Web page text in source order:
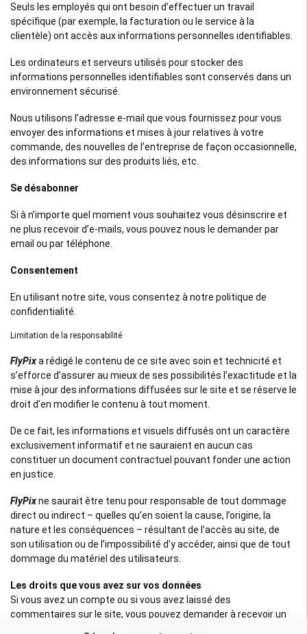
Seuls les employés qui ont besoin d’effectuer un travail
spécifique (par exemple, la facturation ou le service à la
clientèle) ont accès aux informations personnelles identifiables.
Les ordinateurs et serveurs utilisés pour stocker des
informations personnelles identifiables sont conservés dans un
environnement sécurisé.
Nous utilisons l’adresse e-mail que vous fournissez pour vous
envoyer des informations et mises à jour relatives à votre
commande, des nouvelles de l’entreprise de façon occasionnelle,
des informations sur des produits liés, etc.
Se désabonner
Si à n’importe quel moment vous souhaitez vous désinscrire et
ne plus recevoir d’e-mails, vous pouvez nous le demander par
email ou par téléphone.
Consentement
En utilisant notre site, vous consentez à notre politique de
confidentialité.
Limitation de la responsabilité
FlyPixa rédigé le contenu de ce site avec soin et technicité et
s’efforce d’assurer au mieux de ses possibilités l’exactitude et la
mise à jour des informations diffusées sur le site et se réserve le
droit d’en modifier le contenu à tout moment.
De ce fait, les informations et visuels diffusés ont un caractère
exclusivement informatif et ne sauraient en aucun cas
constituer un document contractuel pouvant fonder une action
en justice.
FlyPixne saurait être tenu pour responsable de tout dommage
direct ou indirect – quelles qu’en soient la cause, l’origine, la
nature et les conséquences – résultant de l’accès au site, de
son utilisation ou de l’impossibilité d’y accéder, ainsi que de tout
dommage du matériel des utilisateurs.
Les droits que vous avez sur vos données
Si vous avez un compte ou si vous avez laissé des
commentaires sur le site, vous pouvez demander à recevoir un